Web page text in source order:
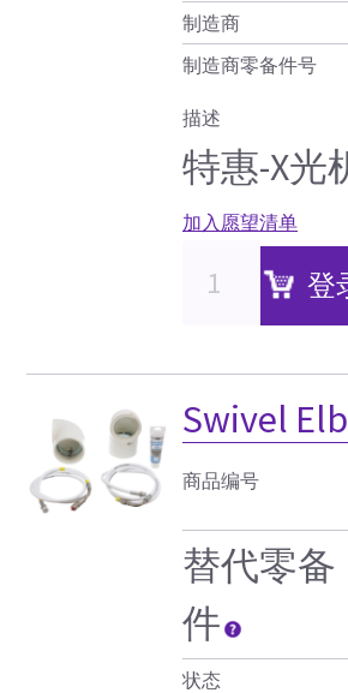
制造商
制造商零备件号
描述
特惠-X光
加入愿望清单
登
Swivel
商品编号
替代零备
件
状态